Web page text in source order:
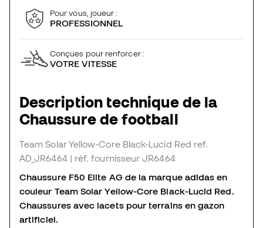
Pour vous, joueur :
PROFESSIONNEL
Conçues pour renforcer :
VOTRE VITESSE
Description technique de la
Chaussure de football
Team Solar Yellow-Core Black-Lucid Red ref.
AD_JR6464 | réf. fournisseur JR6464
Chaussure F50 Elite AG de la marque adidas en
couleur Team Solar Yellow-Core Black-Lucid Red.
Chaussures avec lacets pour terrains en gazon
artificiel.